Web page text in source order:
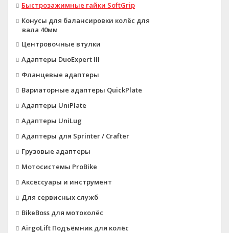
Быстрозажимные гайки SoftGrip
Конусы для балансировки колёс для
вала 40мм
Центровочные втулки
Адаптеры DuoExpert III
Фланцевые адаптеры
Вариаторные адаптеры QuickPlate
Адаптеры UniPlate
Адаптеры UniLug
Адаптеры для Sprinter / Crafter
Грузовые адаптеры
Мотосистемы ProBike
Аксессуары и инструмент
Для сервисных служб
BikeBoss для мотоколёс
AirgoLift Подъёмник для колёс